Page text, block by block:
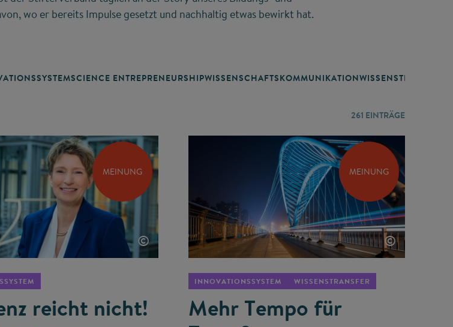
wo er bereits Impulse gesetzt und nachhaltig etwas bewirkt hat.
SCIENCE ENTREPRENEURSHIPWISSENSCHAFTSKOMMUNIKATIONWISSENSTRANSFER
261 EINTRÄGE
MEINUNG
©
reicht nicht!
MEINUNG
©
INNOVATIONSSYSTEM WISSENSTRANSFER
Mehr Tempo für